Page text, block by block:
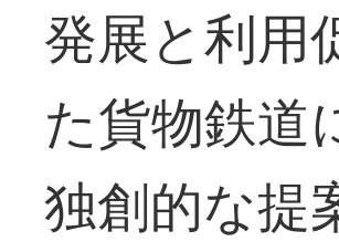
発展と利用
た貨物鉄道
独創的な提